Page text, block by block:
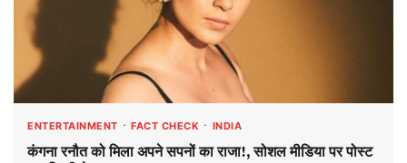
ENTERTAINMENT FACT CHECK INDIA
कंगना रनौत को मिला अपने सपनों का राजा!, सोशल मीडिया पर पोस्ट